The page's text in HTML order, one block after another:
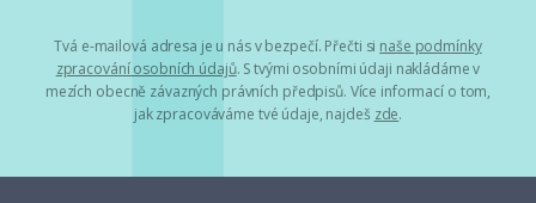
Tvá e-mailová adresa je u nás v bezpečí. Přečti si naše podmínky
zpracování osobních údajů. S tvými osobními údaji nakládáme v
mezích obecně závazných právních předpisů. Více informací o tom,
jak zpracováváme tvé údaje, najdeš zde.